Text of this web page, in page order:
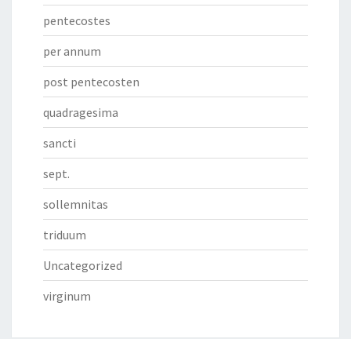
pentecostes
per annum
post pentecosten
quadragesima
sancti
sept.
sollemnitas
triduum
Uncategorized
virginum